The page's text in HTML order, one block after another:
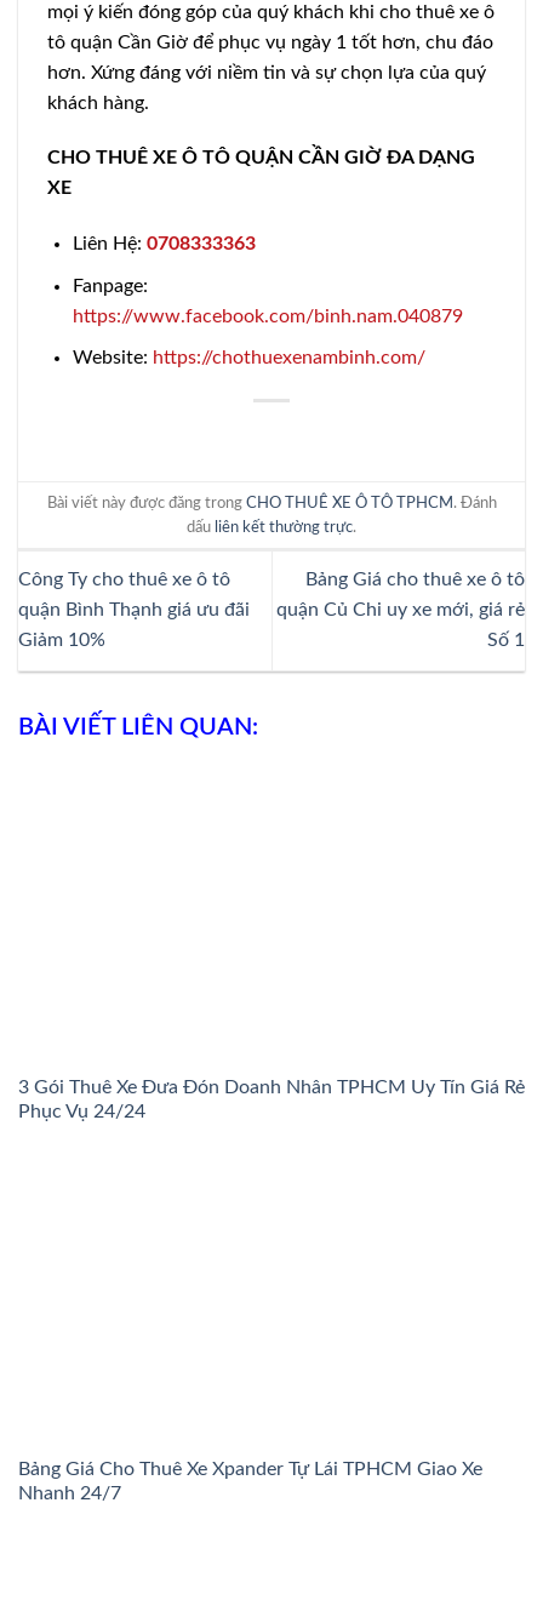
mọi ý kiến đóng góp của quý khách khi cho thuê xe ô
tô quận Cần Giờ để phục vụ ngày 1 tốt hơn, chu đáo
hơn. Xứng đáng với niềm tin và sự chọn lựa của quý
khách hàng.
CHO THUÊ XE Ô TÔ QUẬN CẦN GIỜ ĐA DẠNG
XE
Liên Hệ: 0708333363
Fanpage:
https://www.facebook.com/binh.nam.040879
Website: https://chothuexenambinh.com/
Bài viết này được đăng trong CHO THUÊ XE Ô TÔ TPHCM . Đánh
dấu liên kết thường trực.
Công Ty cho thuê xe ô tô
quận Bình Thạnh giá ưu đãi
Giảm 10%
Bảng Giá cho thuê xe ô tô
quận Củ Chi uy xe mới, giá rẻ
Số 1
BÀI VIẾT LIÊN QUAN:
3 Gói Thuê Xe Đưa Đón Doanh Nhân TPHCM Uy Tín Giá Rẻ
Phục Vụ 24/24
Bảng Giá Cho Thuê Xe Xpander Tự Lái TPHCM Giao Xe
Nhanh 24/7